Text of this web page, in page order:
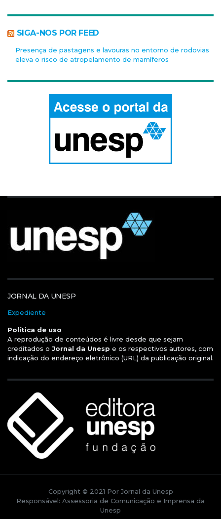
SIGA-NOS POR FEED
Presença de pastagens e lavouras no entorno de rodovias
eleva o risco de atropelamento de mamíferos
JORNAL DA UNESP
Expediente
Política de uso
A reprodução de conteúdos é livre desde que sejam
creditados o Jornal da Unesp e os respectivos autores, com
indicação do endereço eletrônico (URL) da publicação original.
Copyright © 2021 Por Jornal da Unesp
Responsável: Assessoria de Comunicação e Imprensa da
Unesp